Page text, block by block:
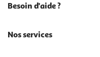
Besoin d'aide ?
Nos services